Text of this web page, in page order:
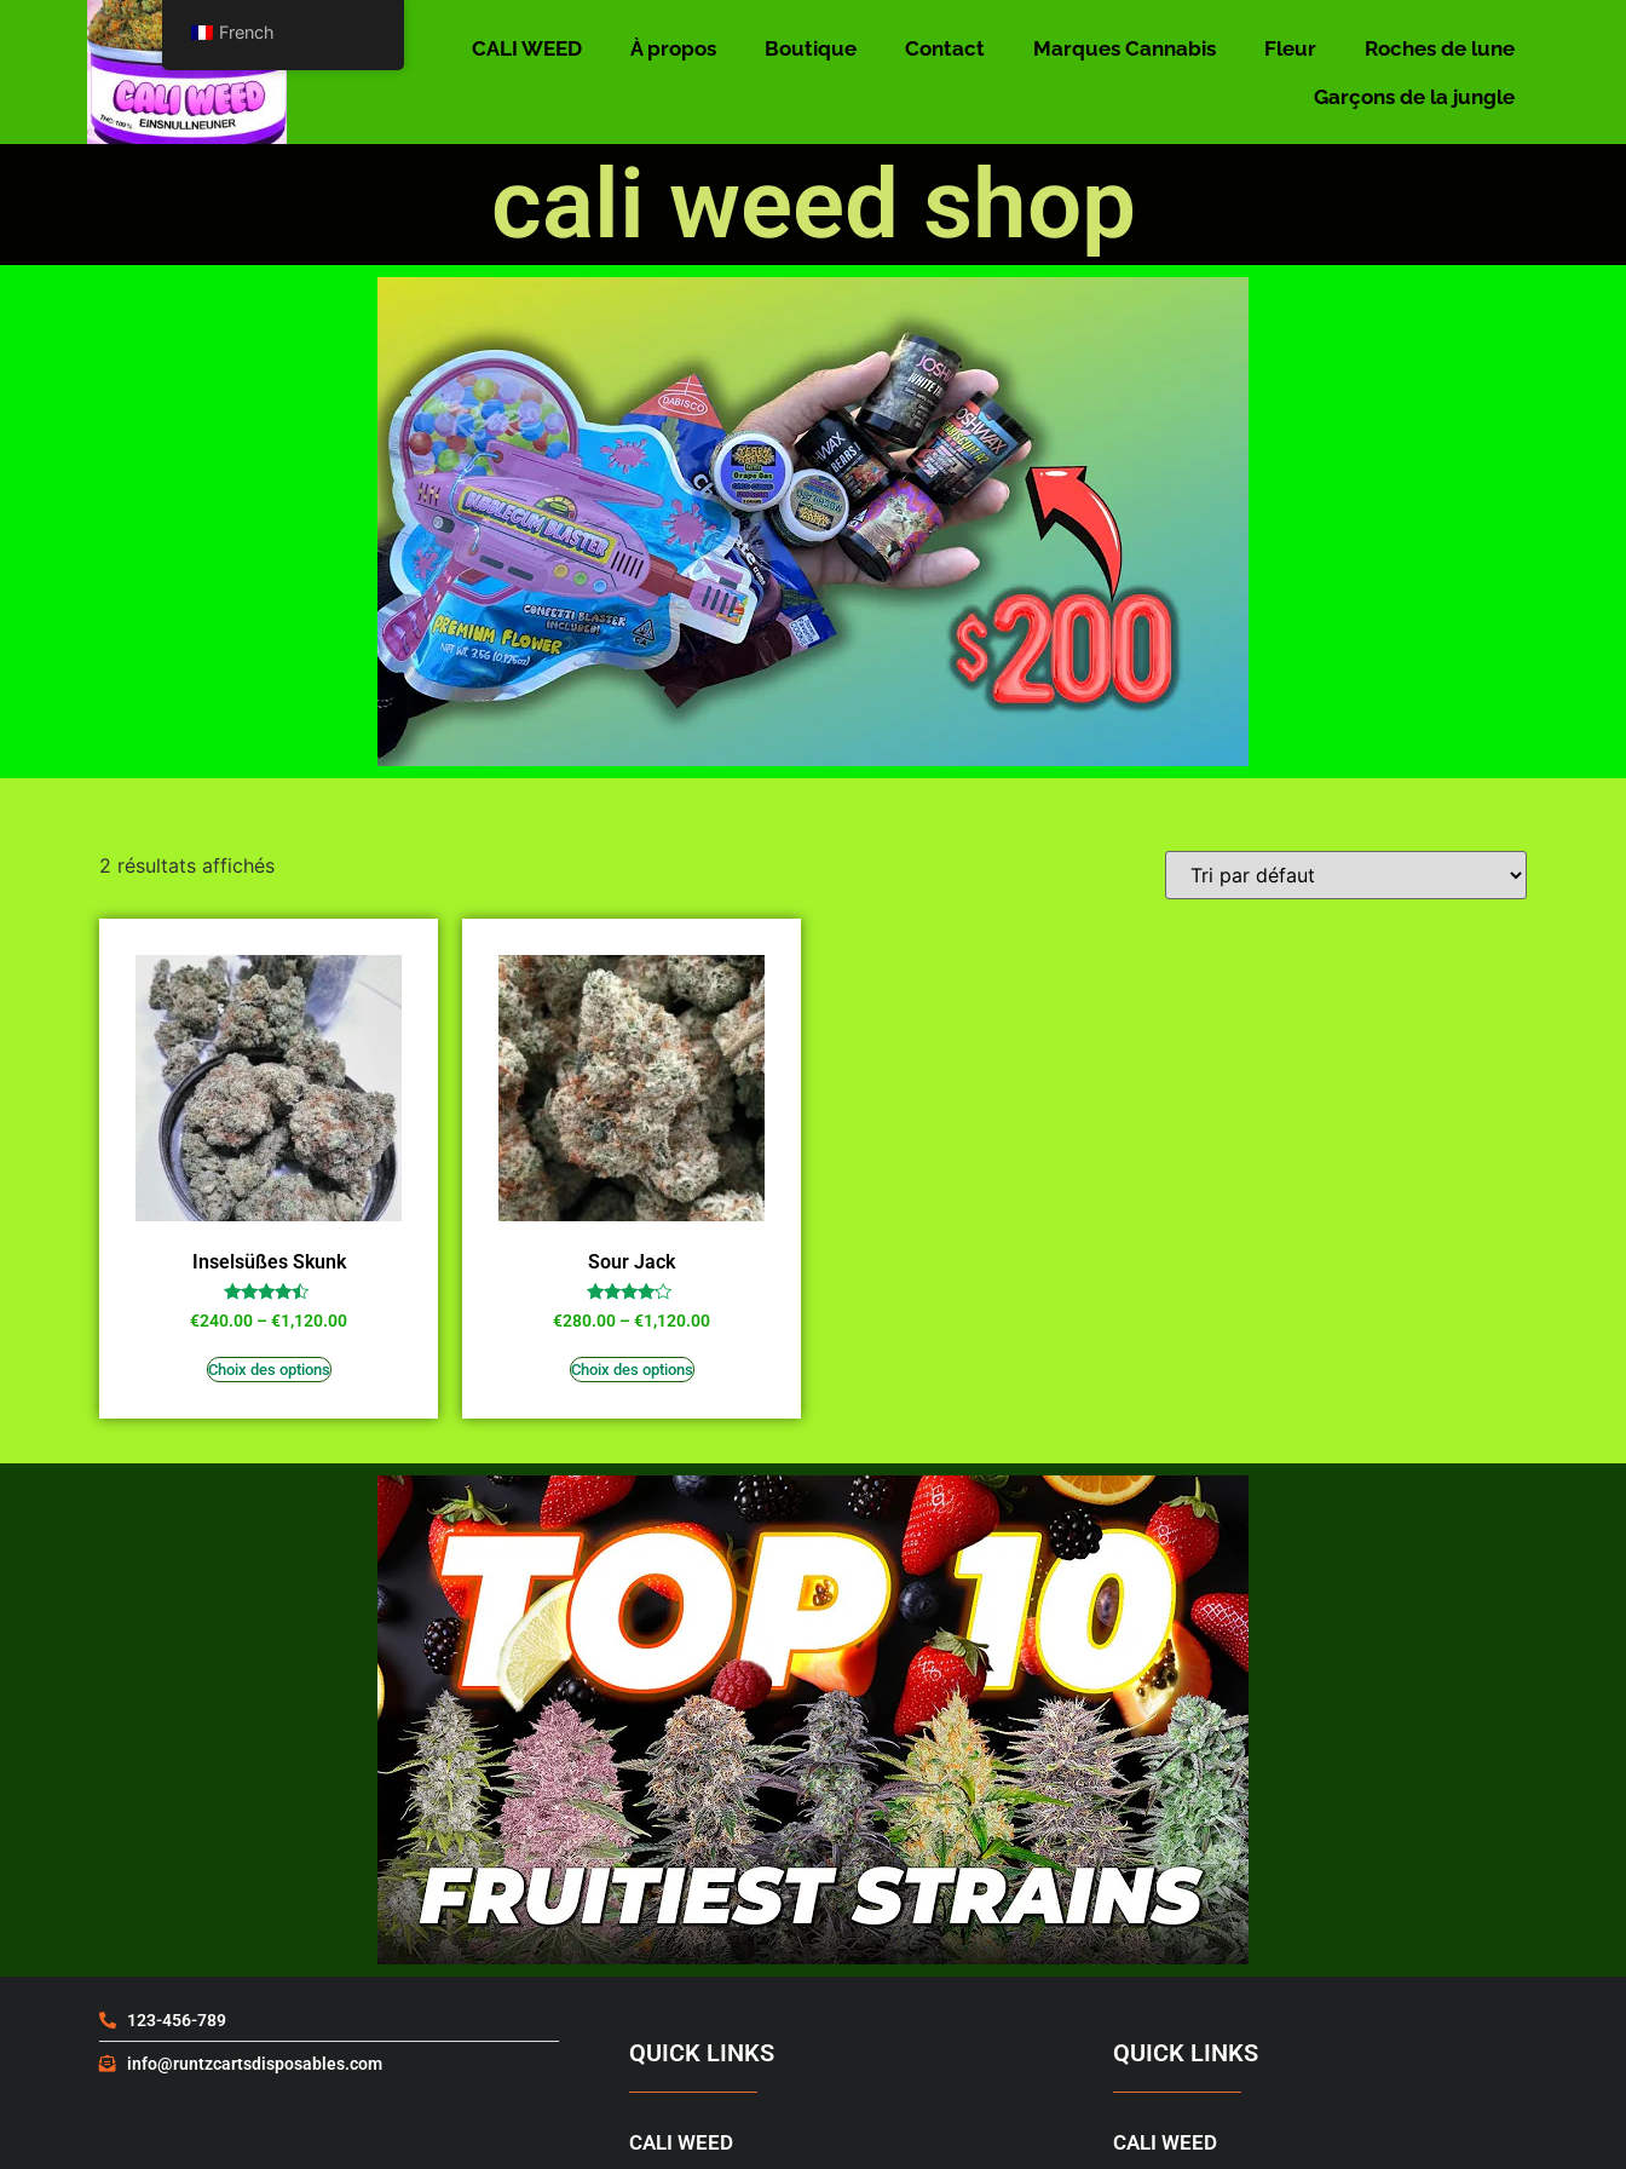
CALI WEED À propos Boutique Contact Marques Cannabis Fleur
Roches de lune
Garçons de la jungle
cali weed shop
2 résultats affichés
Inselsüßes Skunk
Note
4.27
€240.00 –€1,120.00
Choix des options
Sour Jack
Note
3.91
€280.00 –€1,120.00
Choix des options
123-456-789
info@runtzcartsdisposables.com QUICK LINKS
CALI WEED
QUICK LINKS
CALI WEED
French